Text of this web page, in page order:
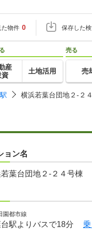
た物件 0 保存した
産
資
土地活用
売る
売
横浜若葉台団地２-２
ョン名
葉台団地２-２４号棟
園都市線
駅よりバスで18分